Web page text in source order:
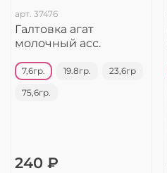
арт. 37476
Галтовка агат
молочный асс.
7,6гр. 19.8гр. 23,6гр
75,6гр.
240 ₽